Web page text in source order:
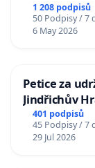
1 208 podpisů
50 Podpisy / 7
6 May 2026
Petice za
Jindřichův
401 podpisů
45 Podpisy / 7
29 Jul 2026